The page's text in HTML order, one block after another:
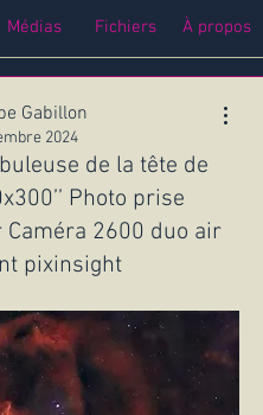
Médias Fichiers À propos
Gabillon
2024
de la tête de
Photo prise
2600 duo air
pixinsight